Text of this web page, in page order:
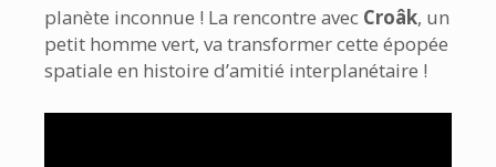
planète inconnue ! La rencontre avec Croâk, un
petit homme vert, va transformer cette épopée
spatiale en histoire d’amitié interplanétaire !